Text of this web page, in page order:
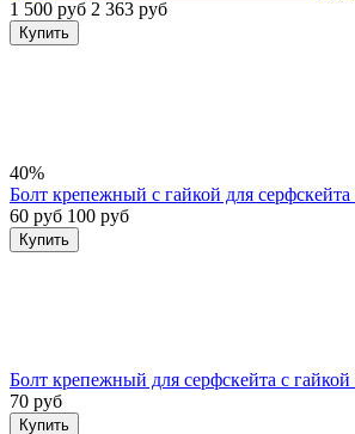
1 500 руб 2 363 руб
Купить
40%
Болт крепежный с гайкой для
60 руб 100 руб
Купить
Болт крепежный для серфскейта с
70 руб
Купить